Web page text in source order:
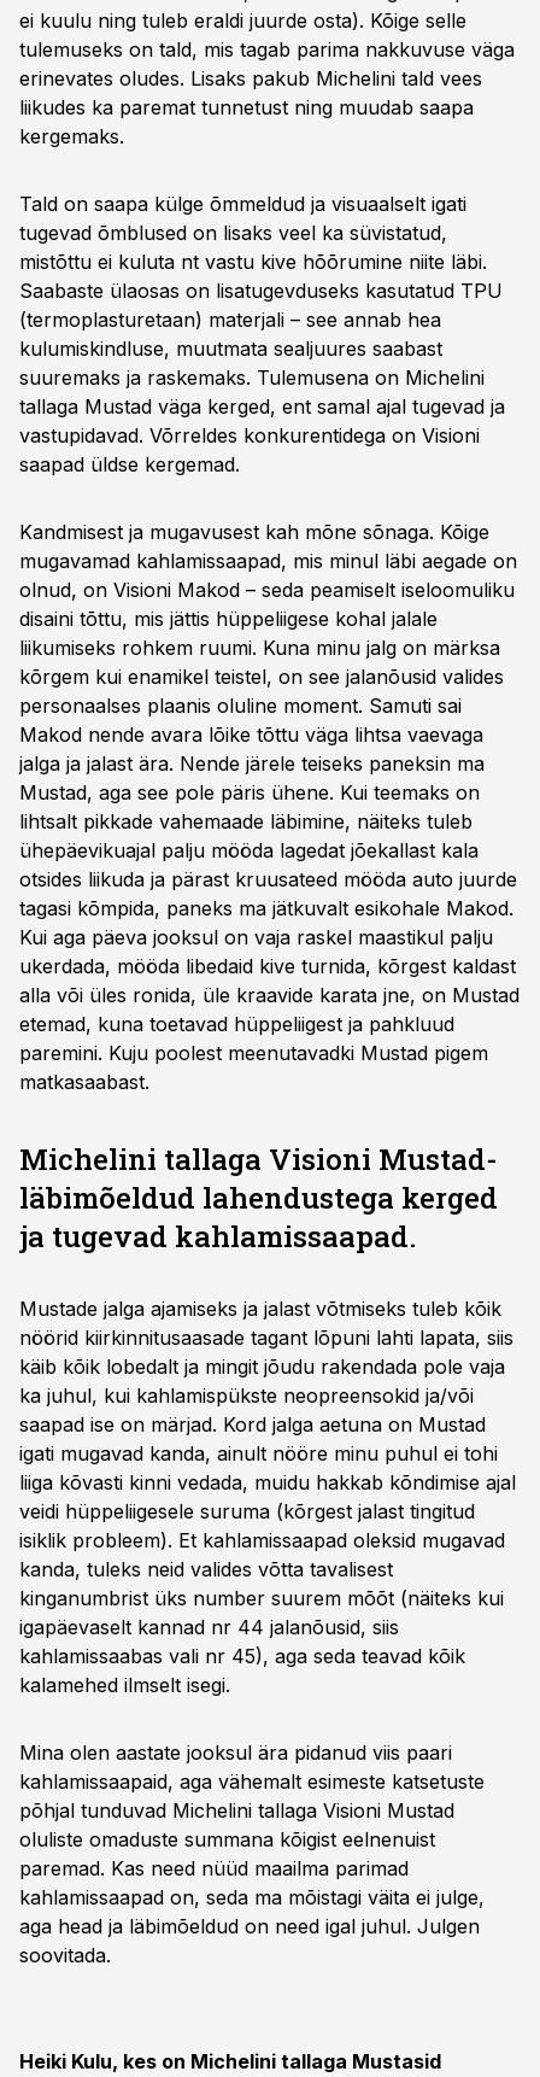
ei kuulu ning tuleb eraldi juurde osta). Kõige selle
tulemuseks on tald, mis tagab parima nakkuvuse väga
erinevates oludes. Lisaks pakub Michelini tald vees
liikudes ka paremat tunnetust ning muudab saapa
kergemaks.
Tald on saapa külge õmmeldud ja visuaalselt igati
tugevad õmblused on lisaks veel ka süvistatud,
mistõttu ei kuluta nt vastu kive hõõrumine niite läbi.
Saabaste ülaosas on lisatugevduseks kasutatud TPU
(termoplasturetaan) materjali – see annab hea
kulumiskindluse, muutmata sealjuures saabast
suuremaks ja raskemaks. Tulemusena on Michelini
tallaga Mustad väga kerged, ent samal ajal tugevad ja
vastupidavad. Võrreldes konkurentidega on Visioni
saapad üldse kergemad.
Kandmisest ja mugavusest kah mõne sõnaga. Kõige
mugavamad kahlamissaapad, mis minul läbi aegade on
olnud, on Visioni Makod – seda peamiselt iseloomuliku
disaini tõttu, mis jättis hüppeliigese kohal jalale
liikumiseks rohkem ruumi. Kuna minu jalg on märksa
kõrgem kui enamikel teistel, on see jalanõusid valides
personaalses plaanis oluline moment. Samuti sai
Makod nende avara lõike tõttu väga lihtsa vaevaga
jalga ja jalast ära. Nende järele teiseks paneksin ma
Mustad, aga see pole päris ühene. Kui teemaks on
lihtsalt pikkade vahemaade läbimine, näiteks tuleb
ühepäevikuajal palju mööda lagedat jõekallast kala
otsides liikuda ja pärast kruusateed mööda auto juurde
tagasi kõmpida, paneks ma jätkuvalt esikohale Makod.
Kui aga päeva jooksul on vaja raskel maastikul palju
ukerdada, mööda libedaid kive turnida, kõrgest kaldast
alla või üles ronida, üle kraavide karata jne, on Mustad
etemad, kuna toetavad hüppeliigest ja pahkluud
paremini. Kuju poolest meenutavadki Mustad pigem
matkasaabast.
Michelini tallaga Visioni Mustad-
läbimõeldud lahendustega kerged
ja tugevad kahlamissaapad.
Mustade jalga ajamiseks ja jalast võtmiseks tuleb kõik
nöörid kiirkinnitusaasade tagant lõpuni lahti lapata, siis
käib kõik lobedalt ja mingit jõudu rakendada pole vaja
ka juhul, kui kahlamispükste neopreensokid ja/või
saapad ise on märjad. Kord jalga aetuna on Mustad
igati mugavad kanda, ainult nööre minu puhul ei tohi
liiga kõvasti kinni vedada, muidu hakkab kõndimise ajal
veidi hüppeliigesele suruma (kõrgest jalast tingitud
isiklik probleem). Et kahlamissaapad oleksid mugavad
kanda, tuleks neid valides võtta tavalisest
kinganumbrist üks number suurem mõõt (näiteks kui
igapäevaselt kannad nr 44 jalanõusid, siis
kahlamissaabas vali nr 45), aga seda teavad kõik
kalamehed ilmselt isegi.
Mina olen aastate jooksul ära pidanud viis paari
kahlamissaapaid, aga vähemalt esimeste katsetuste
põhjal tunduvad Michelini tallaga Visioni Mustad
oluliste omaduste summana kõigist eelnenuist
paremad. Kas need nüüd maailma parimad
kahlamissaapad on, seda ma mõistagi väita ei julge,
aga head ja läbimõeldud on need igal juhul. Julgen
soovitada.
Heiki Kulu, kes on Michelini tallaga Mustasid